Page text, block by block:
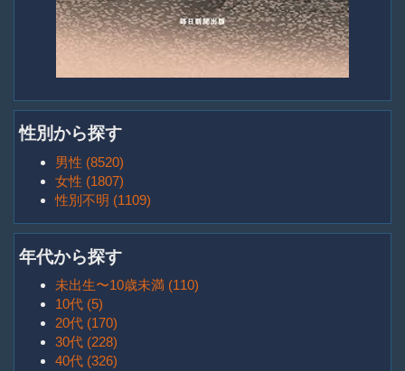
性別から探す
男性 (8520)
女性 (1807)
性別不明 (1109)
年代から探す
未出生〜10歳未満 (110)
10代 (5)
20代 (170)
30代 (228)
40代 (326)